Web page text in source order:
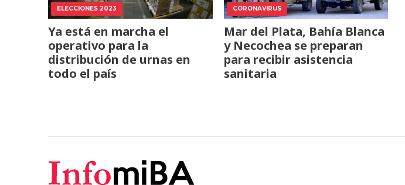
ELECCIONES 2023
Ya está en marcha el
operativo para la
distribución de urnas en
todo el país
CORONAVIRUS
Mar del Plata, Bahía Blanca
y Necochea se preparan
para recibir asistencia
sanitaria